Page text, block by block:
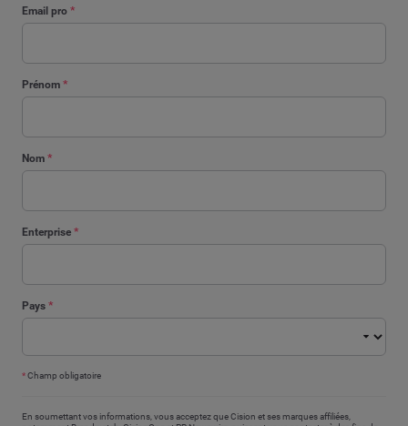
Email pro *
Prénom *
Nom *
Enterprise *
Pays *
*Champ obligatoire
En soumettant vos informations, vous acceptez que Cision et ses marques affiliées,